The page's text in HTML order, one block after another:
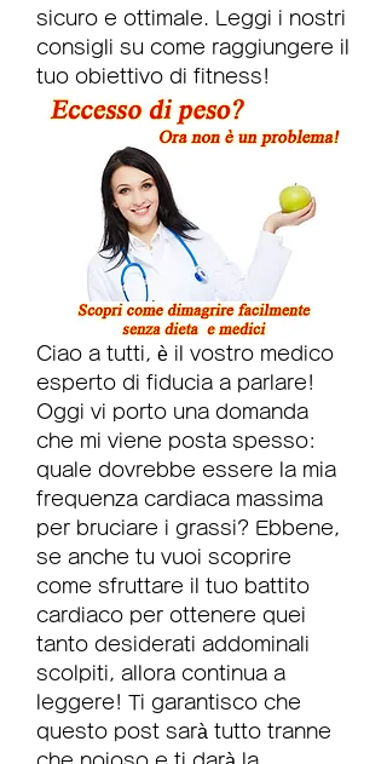
sicuro e ottimale. Leggi i nostri
consigli su come raggiungere il
tuo obiettivo di fitness!
Ciao a tutti, è il vostro medico
esperto di fiducia a parlare!
Oggi vi porto una domanda
che mi viene posta spesso:
quale dovrebbe essere la mia
frequenza cardiaca massima
per bruciare i grassi? Ebbene,
se anche tu vuoi scoprire
come sfruttare il tuo battito
cardiaco per ottenere quei
tanto desiderati addominali
scolpiti, allora continua a
leggere! Ti garantisco che
questo post sarà tutto tranne
che noioso e ti darà la